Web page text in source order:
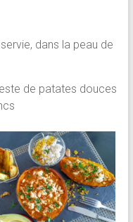
dans la peau de
de patates douces